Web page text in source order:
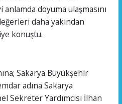
anlamda doyuma ulaşmasını
daha yakından
konuştu.
Sakarya Büyükşehir
adına Sakarya
Sekreter Yardımcısı İlhan